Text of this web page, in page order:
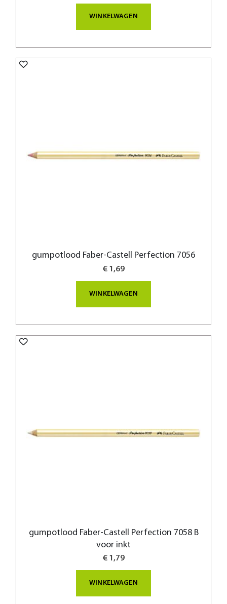
WINKELWAGEN
gumpotlood Faber-Castell Perfection 7056
€ 1,69
WINKELWAGEN
gumpotlood Faber-Castell Perfection 7058 B
voor inkt
€ 1,79
WINKELWAGEN